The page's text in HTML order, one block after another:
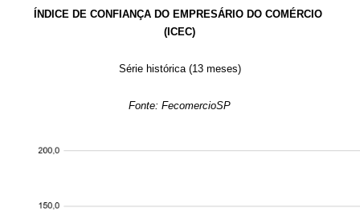
ÍNDICE DE CONFIANÇA DO EMPRESÁRIO DO COMÉRCIO
(ICEC)
Série histórica (13 meses)
Fonte: FecomercioSP